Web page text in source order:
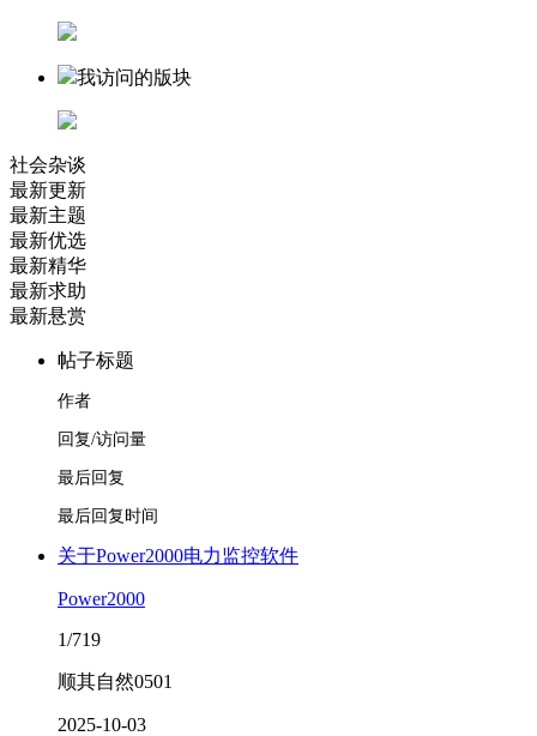
我访问的版块
社会杂谈
最新更新
最新主题
最新优选
最新精华
最新求助
最新悬赏
帖子标题
作者
回复/访问量
最后回复
最后回复时间
关于Power2000电力监控软件
Power2000
1/719
顺其自然0501
2025-10-03